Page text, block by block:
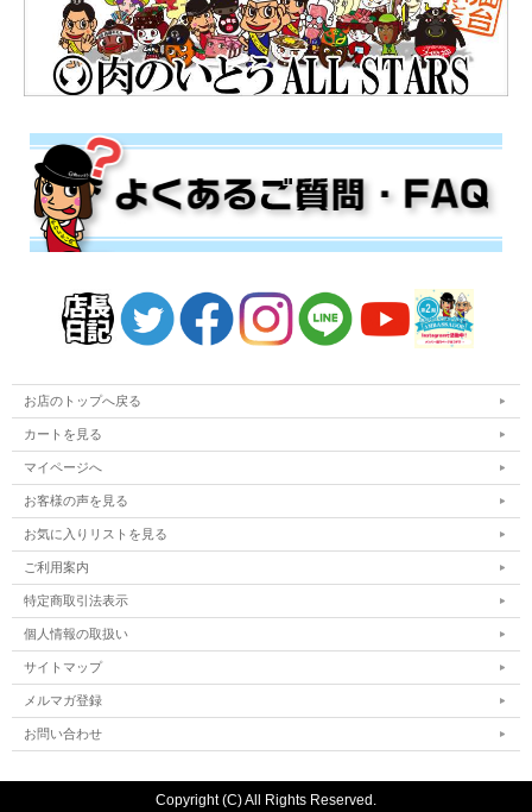
お店のトップへ戻る
カートを見る
マイページへ
お客様の声を見る
お気に入りリストを見る
ご利用案内
特定商取引法表示
個人情報の取扱い
サイトマップ
メルマガ登録
お問い合わせ
Copyright (C) All Rights Reserved.